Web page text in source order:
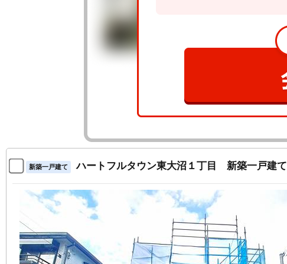
新築一戸建て ハートフルタウン東大沼１丁目 新築一戸建て